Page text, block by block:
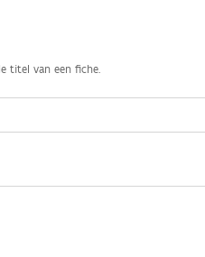
titel van een fiche.